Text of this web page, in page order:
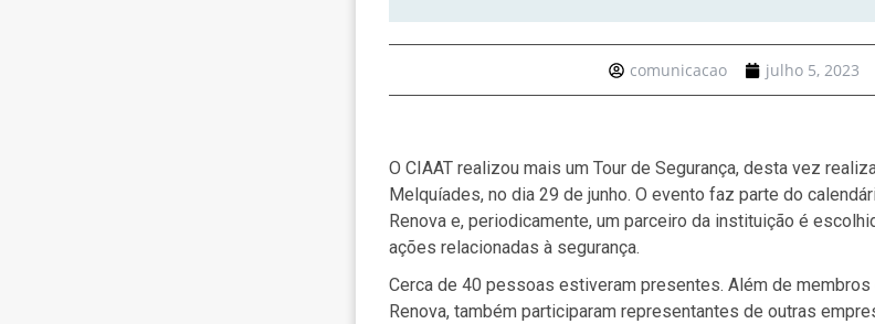
comunicacao julho 5, 2023
O CIAAT realizou mais um Tour de Segurança, desta vez
Melquíades, no dia 29 de junho. O evento faz parte do
Renova e, periodicamente, um parceiro da instituição é
ações relacionadas à segurança.
Cerca de 40 pessoas estiveram presentes. Além de membros
Renova, também participaram representantes de outras